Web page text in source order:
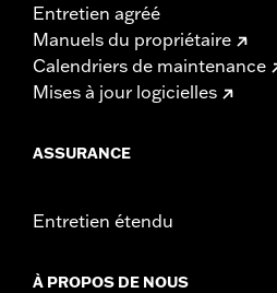
Entretien agréé
Manuels du propriétaire
Calendriers de maintenance
Mises à jour logicielles
ASSURANCE
Entretien étendu
À PROPOS DE NOUS